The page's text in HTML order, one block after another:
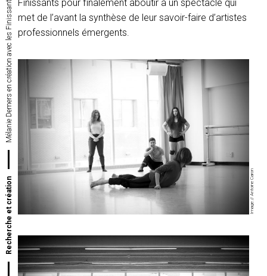
Recherche et création
Finissants pour finalement aboutir à un spectacle qui
met de l’avant la synthèse de leur savoir-faire d’artistes
professionnels émergents.
Image // Antoine Caron